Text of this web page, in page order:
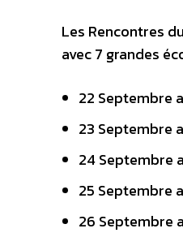
Les Rencontres
avec 7 grandes
22 Septembre
23 Septembre
24 Septembre
25 Septembre
26 Septembre